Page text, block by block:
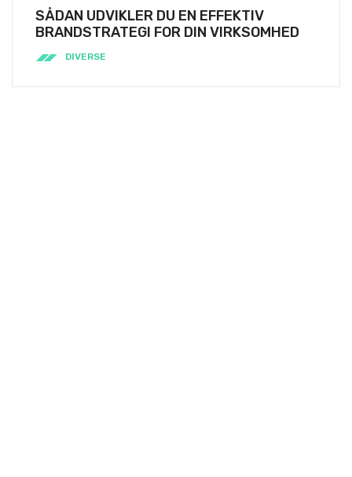
SÅDAN UDVIKLER DU EN EFFEKTIV
BRANDSTRATEGI FOR DIN VIRKSOMHED
DIVERSE